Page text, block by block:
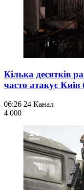
Кілька десятків
часто атакує Київ
06:26 24 Канал
4 000